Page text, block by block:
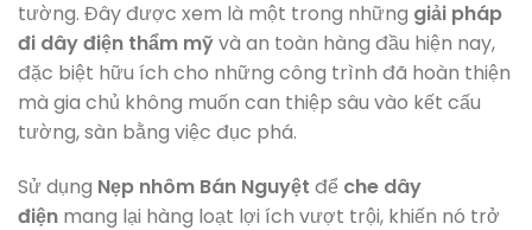
tường. Đây được xem là một trong những giải pháp
đi dây điện thẩm mỹvà an toàn hàng đầu hiện nay,
đặc biệt hữu ích cho những công trình đã hoàn thiện
mà gia chủ không muốn can thiệp sâu vào kết cấu
tường, sàn bằng việc đục phá.
Sử dụng Nẹp nhôm Bán Nguyệt để che dây
điện mang lại hàng loạt lợi ích vượt trội, khiến nó trở